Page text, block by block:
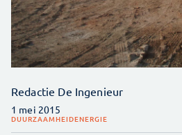
Redactie De Ingenieur
1 mei 2015
DUURZAAMHEIDENERGIE